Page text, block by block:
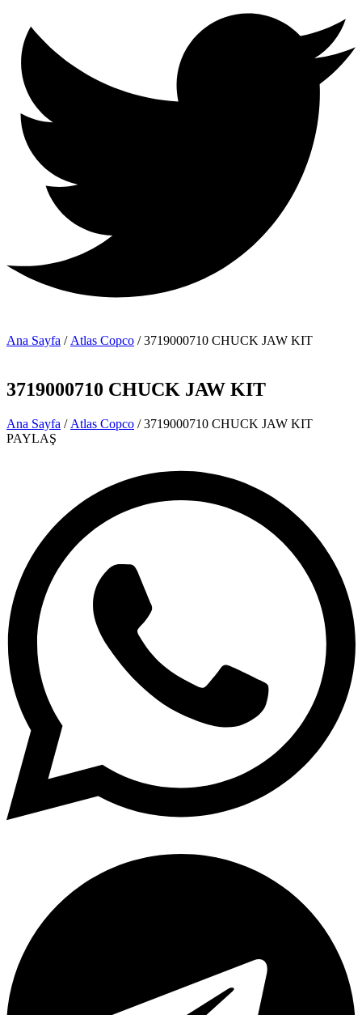
Ana Sayfa / Atlas Copco / 3719000710 CHUCK JAW KIT
3719000710 CHUCK JAW KIT
Ana Sayfa / Atlas Copco / 3719000710 CHUCK JAW KIT
PAYLAŞ